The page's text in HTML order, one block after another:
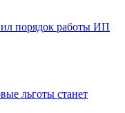
порядок работы ИП
льготы станет